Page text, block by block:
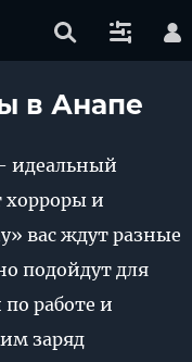
в Анапе
идеальный
хорроры и
вас ждут разные
подойдут для
работе и
заряд